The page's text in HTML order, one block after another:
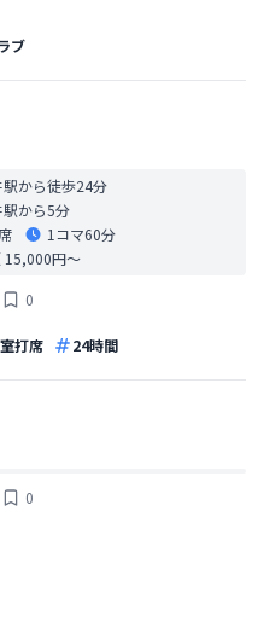
ブ
駅から徒歩24分
駅から5分
1コマ60分
15,000円〜
0
打席 24時間
0